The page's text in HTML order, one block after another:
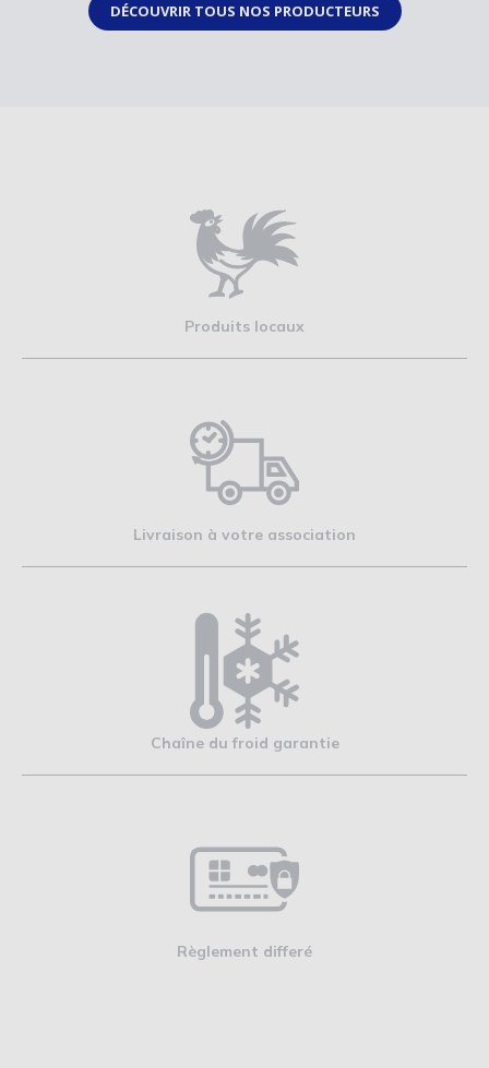
DÉCOUVRIR TOUS NOS PRODUCTEURS
Produits locaux
Livraison à votre association
Chaîne du froid garantie
Règlement differé